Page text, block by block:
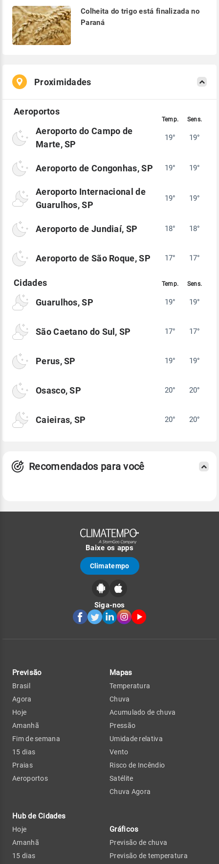
Colheita do trigo está finalizada no
Paraná
Proximidades
Aeroporto do Campo de
Marte, SP
19° 19°
Aeroporto de Congonhas, SP 19° 19°
Aeroporto Internacional de
Guarulhos, SP
19° 19°
Aeroporto de Jundiaí, SP 18° 18°
Aeroporto de São Roque, SP 17° 17°
Guarulhos, SP 19° 19°
São Caetano do Sul, SP 17° 17°
Perus, SP 19° 19°
Osasco, SP 20° 20°
Caieiras, SP 20° 20°
Recomendados para você
Baixe os apps
Climatempo
Siga-nos
Previsão
Brasil
Agora
Hoje
Amanhã
Fim de semana
15 dias
Praias
Aeroportos
Hub de Cidades
Hoje
Amanhã
15 dias
Mapas
Temperatura
Chuva
Acumulado de chuva
Pressão
Umidade relativa
Vento
Risco de Incêndio
Satélite
Chuva Agora
Gráficos
Previsão de chuva
Previsão de temperatura